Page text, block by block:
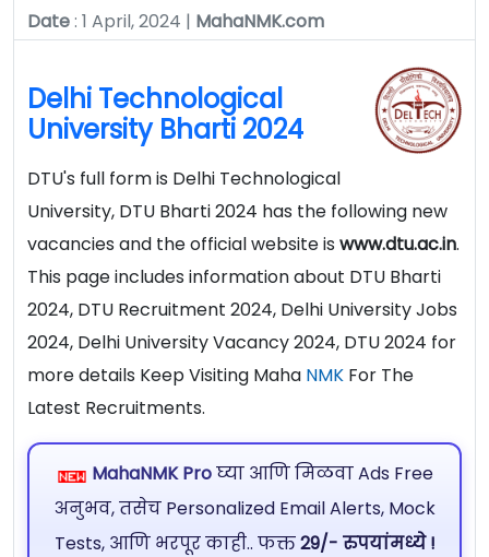
Date: 1 April, 2024 | MahaNMK.com
Delhi Technological
University Bharti 2024
DTU's full form is Delhi Technological
University, DTU Bharti 2024 has the following new
vacancies and the official website is www.dtu.ac.in.
This page includes information about DTU Bharti
2024, DTU Recruitment 2024, Delhi University Jobs
2024, Delhi University Vacancy 2024, DTU 2024 for
more details Keep Visiting Maha NMK For The
Latest Recruitments.
MahaNMK Proघ्या आणि मिळवा Ads Free
अनुभव, तसेच Personalized Email Alerts, Mock
Tests, आणि भरपूर काही.. फक्त29/- रुपयांमध्ये !